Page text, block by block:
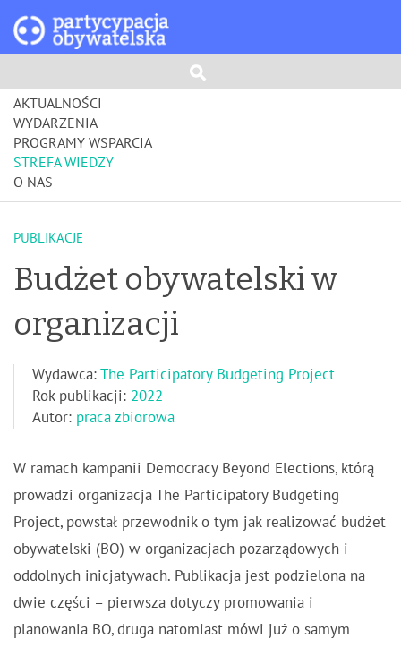
AKTUALNOŚCI
WYDARZENIA
PROGRAMY WSPARCIA
STREFA WIEDZY
O NAS
PUBLIKACJE
Budżet obywatelski w
organizacji
Wydawca: The Participatory Budgeting Project
Rok publikacji: 2022
Autor: praca zbiorowa
W ramach kampanii Democracy Beyond Elections, którą
prowadzi organizacja The Participatory Budgeting
Project, powstał przewodnik o tym jak realizować budżet
obywatelski (BO) w organizacjach pozarządowych i
oddolnych inicjatywach. Publikacja jest podzielona na
dwie części – pierwsza dotyczy promowania i
planowania BO, druga natomiast mówi już o samym